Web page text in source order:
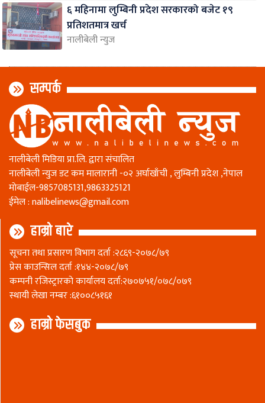
६ महिनामा लुम्बिनी प्रदेश सरकारको बजेट १९
प्रतिशतमात्र खर्च
नालीबेली न्युज
सम्पर्क
नालीबेली मिडिया प्रा.लि. द्वारा संचालित
नालीबेली न्युज डट कम मालारानी -०२ अर्घाखाँची , लुम्बिनी प्रदेश ,नेपाल
माेबाईल-9857085131,9863325121
ईमेल :nalibelinews@gmail.com
हाम्रो बारे
सूचना तथा प्रसारण विभाग दर्ता :२८६९-२०७८/७९
प्रेस काउन्सिल दर्ता :१४४-२०७८/७९
कम्पनी रजिस्ट्रारकाे कार्यालय दर्ता:२७०७५१/०७८/०७९
स्थायी लेखा नम्बर :६१००८५१६१
हाम्रो फेसबुक